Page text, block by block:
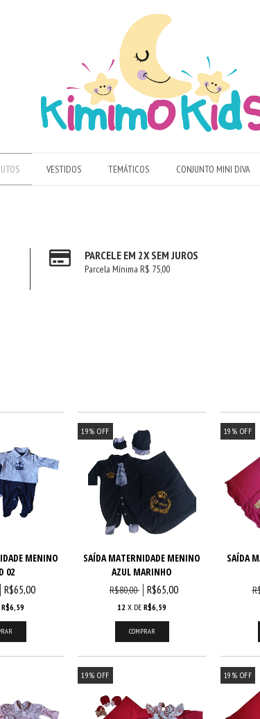
VESTIDOS TEMÁTICOS CONJUNTO MINI DIVA
PARCELE EM 2X SEM JUROS
Parcela Mínima R$ 75,00
MENINO
02
R$65,00
R$6,59
19%OFF
SAÍDA MATERNIDADE MENINO
AZUL MARINHO
R$80,00 R$65,00
12 X DER$6,59
19 % OFF
SAÍDA
19%OFF 19 % OFF